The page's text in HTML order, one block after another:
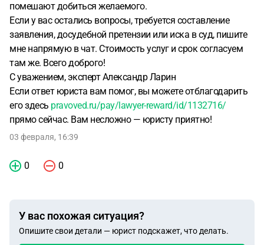
помешают добиться желаемого.
Если у вас остались вопросы, требуется составление
заявления, досудебной претензии или иска в суд, пишите
мне напрямую в чат. Стоимость услуг и срок согласуем
там же. Всего доброго!
С уважением, эксперт Александр Ларин
Если ответ юриста вам помог, вы можете отблагодарить
его здесь pravoved.ru/pay/lawyer-reward/id/1132716/
прямо сейчас. Вам несложно — юристу приятно!
03 февраля, 16:39
0 0
У вас похожая ситуация?
Опишите свои детали — юрист подскажет, что делать.